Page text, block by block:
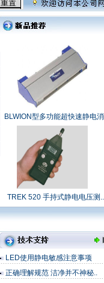
BLWION型多功能超快速静电
TREK 520 手持式静电电压测..
LED使用静电敏感注意事项
正确理解规范 洁净并不神秘..